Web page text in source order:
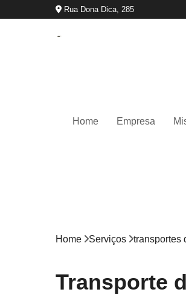
Rua Dona Dica, 285
Home Empresa
Home Serviços transportes
Transporte